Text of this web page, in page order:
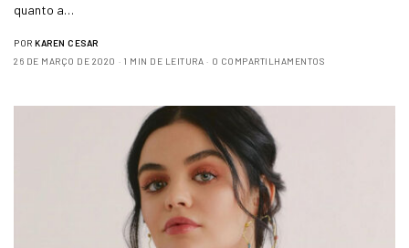
quanto a…
POR KAREN CESAR
26 DE MARÇO DE 2020
1 MIN DE LEITURA 0 COMPARTILHAMENTOS